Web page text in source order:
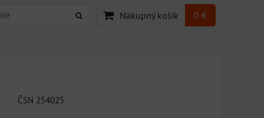
Nákupný košík 0 €
ČSN 254025